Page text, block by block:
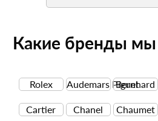
Какие бренды
Rolex Audemars Piguet
Bernhard
Cartier Chanel Chaumet